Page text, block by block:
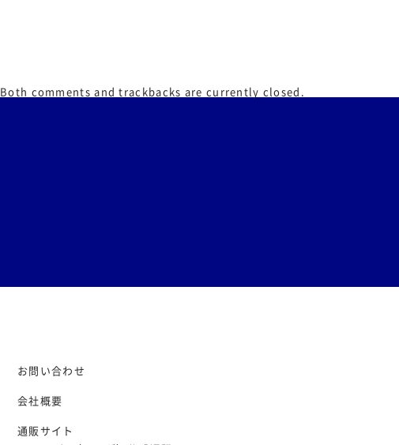
Both comments and trackbacks are currently closed.
お問い合わせ
会社概要
通販サイト